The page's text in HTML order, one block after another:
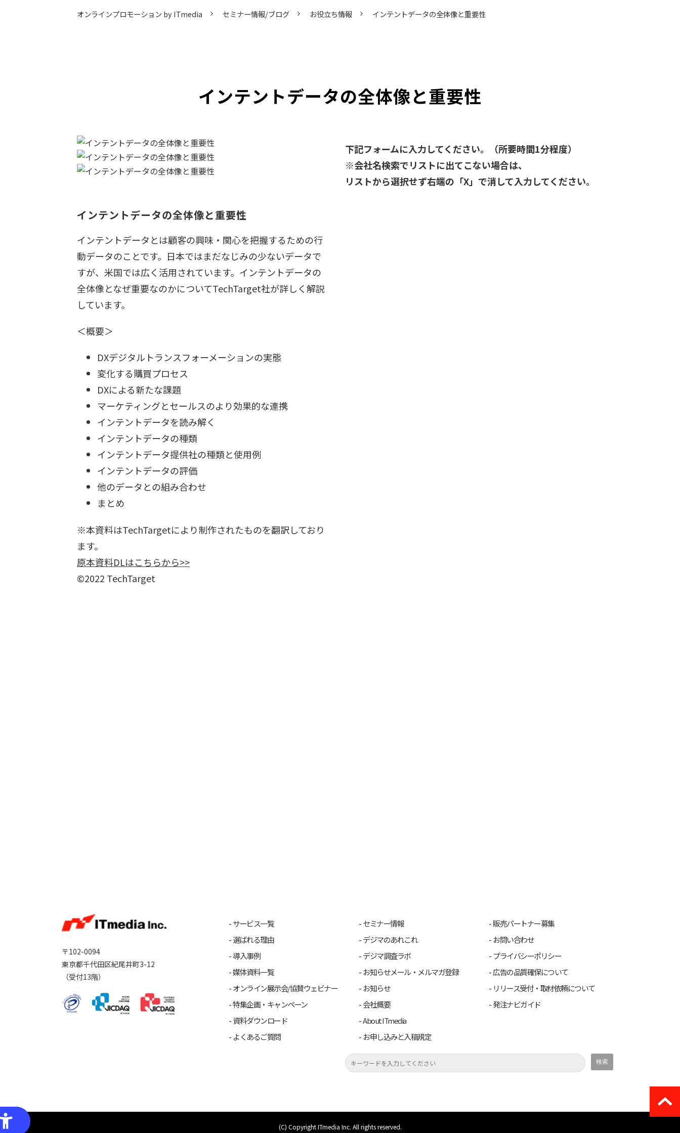
オンラインプロモーション by ITmedia セミナー情報/ブログ お役立ち情報 インテントデータの全体像と重要性
インテントデータの全体像と重要性
インテントデータの全体像と重要性
インテントデータとは顧客の興味・関心を把握するための行
動データのことです。日本ではまだなじみの少ないデータで
すが、米国では広く活用されています。インテントデータの
全体像となぜ重要なのかについてTechTarget社が詳しく解説
しています。
＜概要＞
DXデジタルトランスフォーメーションの実態
変化する購買プロセス
DXによる新たな課題
マーケティングとセールスのより効果的な連携
インテントデータを読み解く
インテントデータの種類
インテントデータ提供社の種類と使用例
インテントデータの評価
他のデータとの組み合わせ
まとめ
※本資料はTechTargetにより制作されたものを翻訳しており
ます。
原本資料DLはこちらから>>
©2022 TechTarget
下記フォームに入力してください。（所要時間1分程度）
※会社名検索でリストに出てこない場合は、
リストから選択せず右端の「X」で消して入力してください。
〒102-0094
東京都千代田区紀尾井町3-12
（受付13階）
サービス一覧
選ばれる理由
導入事例
媒体資料一覧
オンライン展示会/協賛ウェビナー
特集企画・キャンペーン
資料ダウンロード
よくあるご質問
セミナー情報
デジマのあれこれ
デジマ調査ラボ
お知らせメール・メルマガ登録
お知らせ
会社概要
About ITmedia
お申し込みと入稿規定
販売パートナー募集
お問い合わせ
プライバシーポリシー
広告の品質確保について
リリース受付・取材依頼について
発注ナビガイド
(C) Copyright ITmedia Inc. All rights reserved.